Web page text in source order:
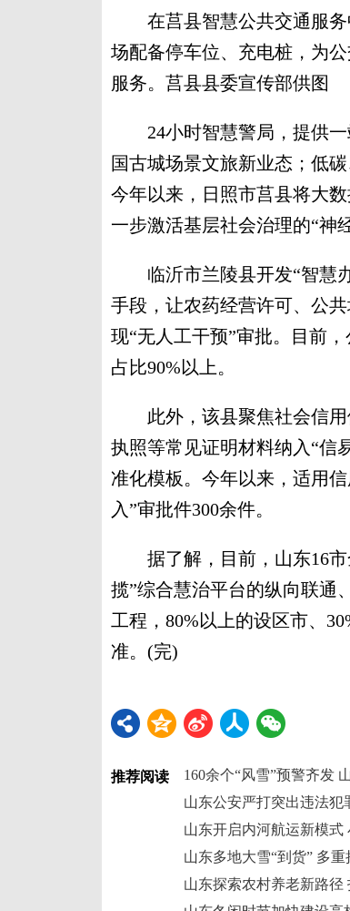
在莒县智慧公共交通服务
场配备停车位、充电桩，为
服务。莒县县委宣传部供图
24小时智慧警局，提供一
国古城场景文旅新业态；低
今年以来，日照市莒县将大
一步激活基层社会治理的“神
临沂市兰陵县开发“智慧办
手段，让农药经营许可、公
现“无人工干预”审批。目前
占比90%以上。
此外，该县聚焦社会信用
执照等常见证明材料纳入“信
准化模板。今年以来，适用
入”审批件300余件。
据了解，目前，山东16市
揽”综合慧治平台的纵向联通
工程，80%以上的设区市、
准。(完)
推荐阅读
160余个“风雪”预警齐发
山东公安严打突出违法犯
山东开启内河航运新模式
山东多地大雪“到货” 多
山东探索农村养老新路径